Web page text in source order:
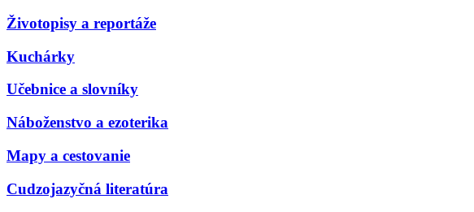
Životopisy a reportáže
Kuchárky
Učebnice a slovníky
Náboženstvo a ezoterika
Mapy a cestovanie
Cudzojazyčná literatúra